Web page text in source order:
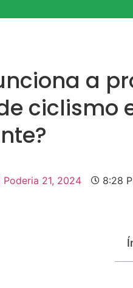
a
ciclismo
Poderia 21, 2024 8:28